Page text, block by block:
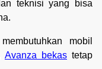
teknisi yang bisa
mobil
Avanza bekas tetap